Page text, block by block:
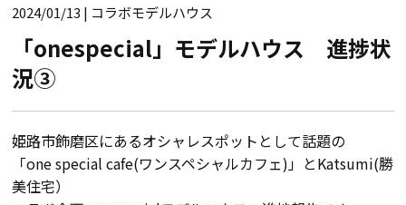
来店予約
HOME
物件検索
会員登録
2024/01/13 | コラボモデルハウス
「onespecial」モデルハウス 進捗状
況③
姫路市飾磨区にあるオシャレスポットとして話題の
「one special cafe(ワンスペシャルカフェ)」とKatsumi(勝
美住宅）